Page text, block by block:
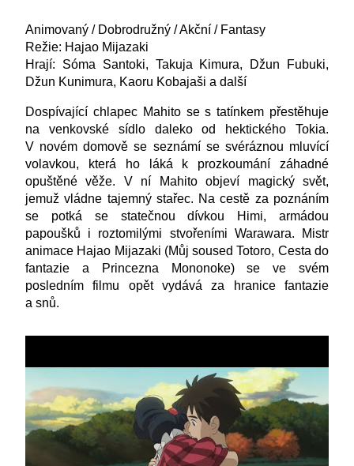
Animovaný / Dobrodružný / Akční / Fantasy
Režie: Hajao Mijazaki
Hrají: Sóma Santoki, Takuja Kimura, Džun Fubuki,
Džun Kunimura, Kaoru Kobajaši a další
Dospívající chlapec Mahito se s tatínkem přestěhuje
na venkovské sídlo daleko od hektického Tokia.
V novém domově se seznámí se svéráznou mluvící
volavkou, která ho láká k prozkoumání záhadné
opuštěné věže. V ní Mahito objeví magický svět,
jemuž vládne tajemný stařec. Na cestě za poznáním
se potká se statečnou dívkou Himi, armádou
papoušků i roztomilými stvořeními Warawara. Mistr
animace Hajao Mijazaki (Můj soused Totoro, Cesta do
fantazie a Princezna Mononoke) se ve svém
posledním filmu opět vydává za hranice fantazie
a snů.